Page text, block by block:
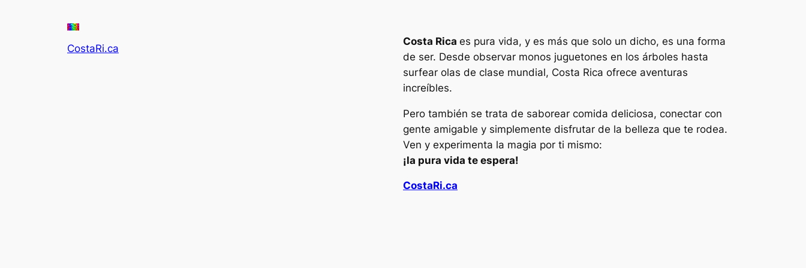
CostaRi.ca
Costa Rica es pura vida, y es más que solo un dicho, es una forma
de ser. Desde observar monos juguetones en los árboles hasta
surfear olas de clase mundial, Costa Rica ofrece aventuras
increíbles.
Pero también se trata de saborear comida deliciosa, conectar con
gente amigable y simplemente disfrutar de la belleza que te rodea.
Ven y experimenta la magia por ti mismo:
¡la pura vida te espera!
CostaRi.ca